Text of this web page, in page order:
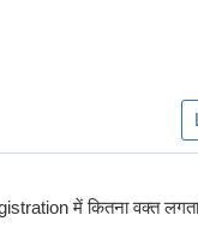
में कितना वक्त